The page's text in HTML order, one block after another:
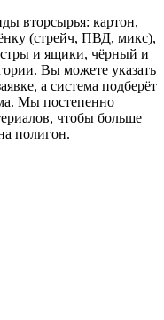
вторсырья: картон,
(стрейч, ПВД, микс),
и ящики, чёрный и
Вы можете указать
а система подберёт
Мы постепенно
чтобы больше
полигон.